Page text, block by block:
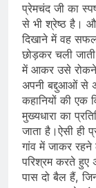
प्रेमचंद जी का
से भी श्रेष्ठ है।
दिखाने में वह
छोड़कर चली
में आकर उसे रोकने
अपनी बद्दुआओं से
कहानियों की एक
मुख्यधारा का
जाता है।ऐसी ही
गांव में जाकर
परिश्रम करते
पास दो बैल हैं,